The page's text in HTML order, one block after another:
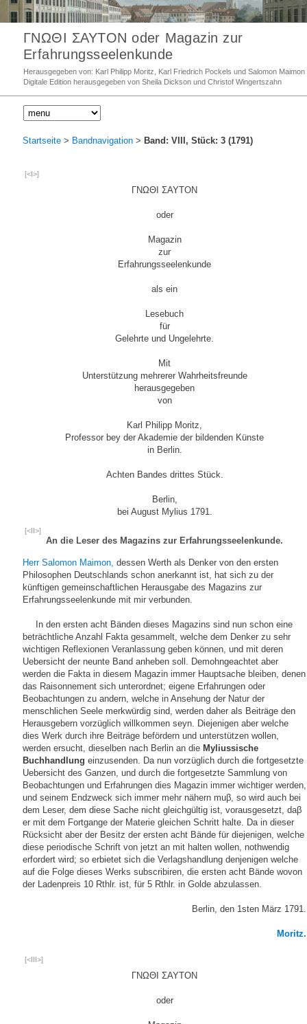
ΓΝΩΘΙ ΣΑΥΤΟΝ oder Magazin zur
Erfahrungsseelenkunde
Herausgegeben von: Karl Philipp Moritz, Karl Friedrich Pockels und Salomon Maimon
Digitale Edition herausgegeben von Sheila Dickson und Christof Wingertszahn
Startseite > Bandnavigation > Band: VIII, Stück: 3 (1791)
[<I>]
ΓΝΩΘΙ ΣΑΥΤΟΝ
oder
Magazin
zur
Erfahrungsseelenkunde
als ein
Lesebuch
für
Gelehrte und Ungelehrte.
Mit
Unterstützung mehrerer Wahrheitsfreunde
herausgegeben
von
Karl Philipp Moritz,
Professor bey der Akademie der bildenden Künste
in Berlin.
Achten Bandes drittes Stück.
Berlin,
bei August Mylius 1791.
[<II>]
An die Leser des Magazins zur Erfahrungsseelenkunde.
Herr Salomon Maimon, dessen Werth als Denker von den ersten
Philosophen Deutschlands schon anerkannt ist, hat sich zu der
künftigen gemeinschaftlichen Herausgabe des Magazins zur
Erfahrungsseelenkunde mit mir verbunden.
In den ersten acht Bänden dieses Magazins sind nun schon eine
beträchtliche Anzahl Fakta gesammelt, welche dem Denker zu sehr
wichtigen Reflexionen Veranlassung geben können, und mit deren
Uebersicht der neunte Band anheben soll. Demohngeachtet aber
werden die Fakta in diesem Magazin immer Hauptsache bleiben, denen
das Raisonnement sich unterordnet; eigene Erfahrungen oder
Beobachtungen zu andern, welche in Ansehung der Natur der
menschlichen Seele merkwürdig sind, werden daher als Beiträge den
Herausgebern vorzüglich willkommen seyn. Diejenigen aber welche
dies Werk durch ihre Beiträge befördern und unterstützen wollen,
werden ersucht, dieselben nach Berlin an die Myliussische
Buchhandlung einzusenden. Da nun vorzüglich durch die fortgesetzte
Uebersicht des Ganzen, und durch die fortgesetzte Sammlung von
Beobachtungen und Erfahrungen dies Magazin immer wichtiger werden,
und seinem Endzweck sich immer mehr nähern muβ, so wird auch bei
dem Leser, dem diese Sache nicht gleichgültig ist, vorausgesetzt, daβ
er mit dem Fortgange der Materie gleichen Schritt halte. Da in dieser
Rücksicht aber der Besitz der ersten acht Bände für diejenigen, welche
diese periodische Schrift von jetzt an mit halten wollen, nothwendig
erfordert wird; so erbietet sich die Verlagshandlung denjenigen welche
auf die Folge dieses Werks subscribiren, die ersten acht Bände wovon
der Ladenpreis 10 Rthlr. ist, für 5 Rthlr. in Golde abzulassen.
Berlin, den 1sten März 1791.
Moritz.
[<III>]
ΓΝΩΘΙ ΣΑΥΤΟΝ
oder